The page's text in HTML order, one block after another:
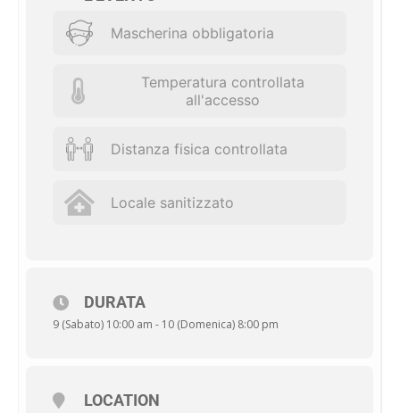
Pausa pranzo
Trattamento di Equilibratura dei Chakras
La Trasformazione Energetica delle Emozioni
Significati simbolici delle patologie e degli eventi
Pausa pranzo
Mascherina obbligatoria
Temperatura controllata
all'accesso
Distanza fisica controllata
Locale sanitizzato
DURATA
9 (Sabato) 10:00 am - 10 (Domenica) 8:00 pm
LOCATION